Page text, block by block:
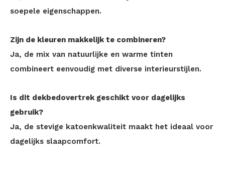
soepele eigenschappen.
Zijn de kleuren makkelijk te combineren?
Ja, de mix van natuurlijke en warme tinten
combineert eenvoudig met diverse interieurstijlen.
Is dit dekbedovertrek geschikt voor dagelijks
gebruik?
Ja, de stevige katoenkwaliteit maakt het ideaal voor
dagelijks slaapcomfort.